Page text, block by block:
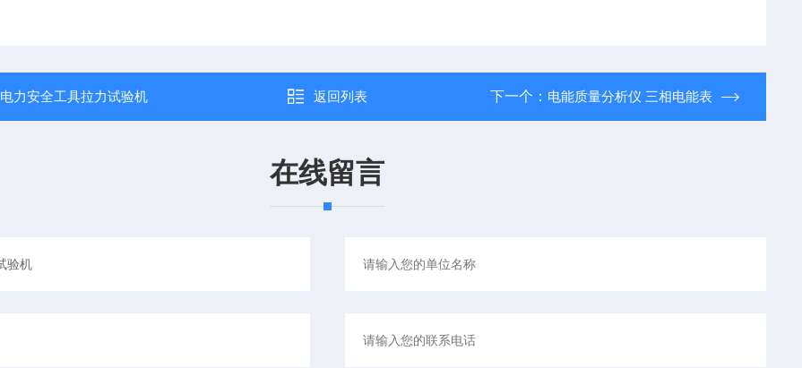
电力安全工具拉力试验机 返回列表 下一个： 电能质量分析仪 三相电能表
在线留言